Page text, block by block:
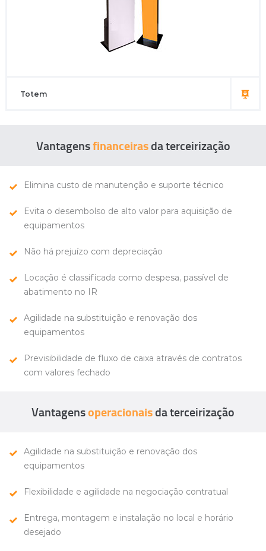
Totem
Vantagensfinanceirasda terceirização
Elimina custo de manutenção e suporte técnico
Evita o desembolso de alto valor para aquisição de
equipamentos
Não há prejuízo com depreciação
Locação é classificada como despesa, passível de
abatimento no IR
Agilidade na substituição e renovação dos
equipamentos
Previsibilidade de fluxo de caixa através de contratos
com valores fechado
Vantagensoperacionaisda terceirização
Agilidade na substituição e renovação dos
equipamentos
Flexibilidade e agilidade na negociação contratual
Entrega, montagem e instalação no local e horário
desejado